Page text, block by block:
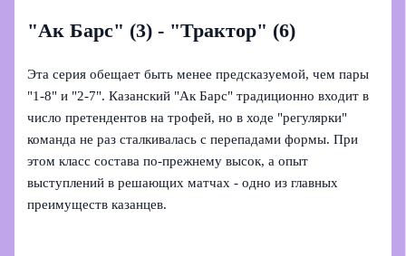
"Ак Барс" (3) - "Трактор" (6)
Эта серия обещает быть менее предсказуемой, чем пары
"1-8" и "2-7". Казанский "Ак Барс" традиционно входит в
число претендентов на трофей, но в ходе "регулярки"
команда не раз сталкивалась с перепадами формы. При
этом класс состава по-прежнему высок, а опыт
выступлений в решающих матчах - одно из главных
преимуществ казанцев.